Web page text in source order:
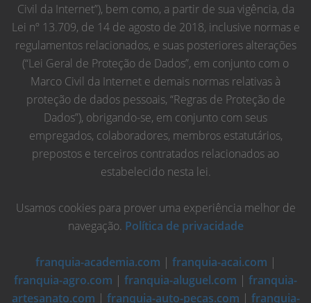
Civil da Internet”), bem como, a partir de sua vigência, da
Lei nº 13.709, de 14 de agosto de 2018, inclusive normas e
regulamentos relacionados, e suas posteriores alterações
(“Lei Geral de Proteção de Dados”, em conjunto com o
Marco Civil da Internet e demais normas relativas à
proteção de dados pessoais, “Regras de Proteção de
Dados”), obrigando-se, em conjunto com seus
empregados, colaboradores, membros estatutários,
prepostos e terceiros contratados relacionados ao
estabelecido nesta lei.
Usamos cookies para prover uma experiência melhor de
navegação. Política de privacidade
franquia-academia.com | franquia-acai.com |
franquia-agro.com | franquia-aluguel.com | franquia-
artesanato.com | franquia-auto-pecas.com | franquia-